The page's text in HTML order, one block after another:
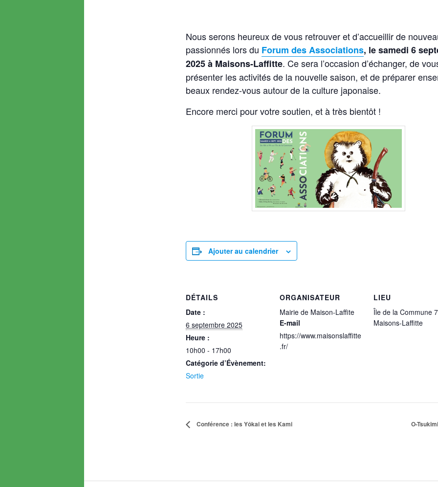
Nous serons heureux de vous retrouver et d’accueillir de
passionnés lors du Forum des Associations, le samedi 6
2025 à Maisons-Laffitte. Ce sera l’occasion d’échanger, de
présenter les activités de la nouvelle saison, et de préparer
beaux rendez-vous autour de la culture japonaise.
Encore merci pour votre soutien, et à très bientôt !
Ajouter au calendrier
DÉTAILS
Date :
6 septembre 2025
Heure :
10h00 - 17h00
Catégorie d’Évènement:
Sortie
ORGANISATEUR
Mairie de Maison-Laffite
E-mail
https://www.maisonslaffitte
.fr/
LIEU
Île de la Commune
Maisons-Laffitte
Conférence : les Yôkai et les Kami O-